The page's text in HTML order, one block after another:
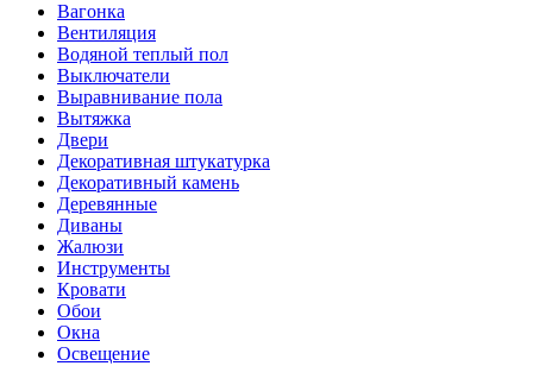
Вагонка
Вентиляция
Водяной теплый пол
Выключатели
Выравнивание пола
Вытяжка
Двери
Декоративная штукатурка
Декоративный камень
Деревянные
Диваны
Жалюзи
Инструменты
Кровати
Обои
Окна
Освещение